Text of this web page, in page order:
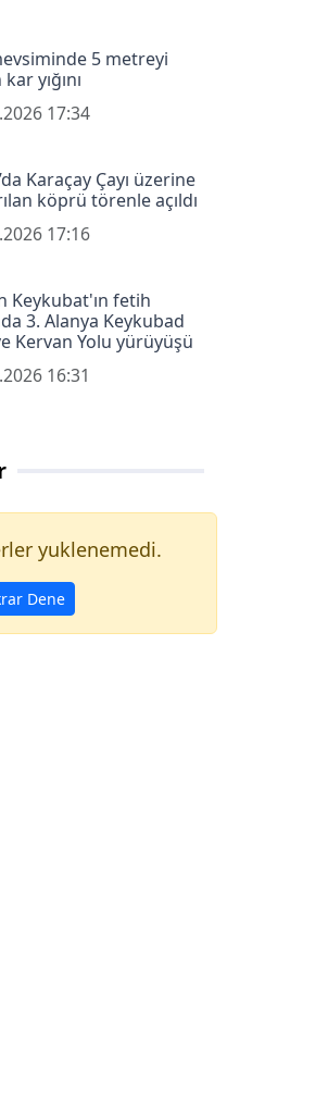
5 metreyi
yığını
17:34
Karaçay Çayı üzerine
köprü törenle açıldı
17:16
Keykubat'ın fetih
3. Alanya Keykubad
Kervan Yolu yürüyüşü
16:31
yuklenemedi.
Dene